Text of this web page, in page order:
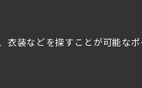
装などを探すことが可能なポ